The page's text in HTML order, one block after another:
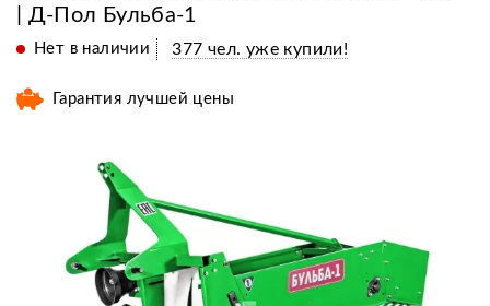
| Д-Пол Бульба-1
Нет в наличии 377 чел. уже купили!
Гарантия лучшей цены